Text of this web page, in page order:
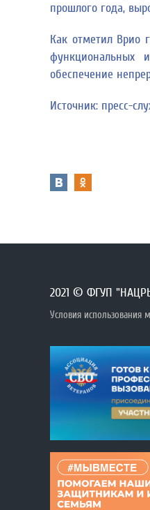
прошлого года,
Как отметил Врио
функциональных
обеспечение
Источник: пресс-
2021 © ФГУП
Условия использования